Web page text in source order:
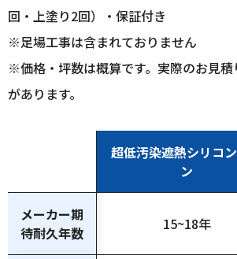
回・上塗り2回）・保証付き
※足場工事は含まれておりません
※価格・坪数は概算です。実際のお見
があります。
超低汚染遮熱シリコ
ン
メーカー期
待耐久年数
15~18年